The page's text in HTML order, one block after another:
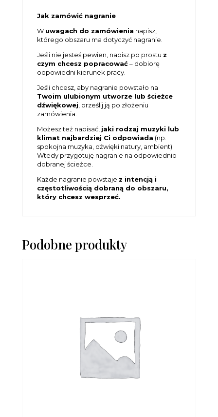
Jak zamówić nagranie
W uwagach do zamówienia napisz,
którego obszaru ma dotyczyć nagranie.
Jeśli nie jesteś pewien, napisz po prostu z
czym chcesz popracować– dobiorę
odpowiedni kierunek pracy.
Jeśli chcesz, aby nagranie powstało na
Twoim ulubionym utworze lub ścieżce
dźwiękowej , prześlij ją po złożeniu
zamówienia.
Możesz też napisać, jaki rodzaj muzyki lub
klimat najbardziej Ci odpowiada (np.
spokojna muzyka, dźwięki natury, ambient).
Wtedy przygotuję nagranie na odpowiednio
dobranej ścieżce.
Każde nagranie powstaje z intencją i
częstotliwością dobraną do obszaru,
który chcesz wesprzeć.
Podobne produkty